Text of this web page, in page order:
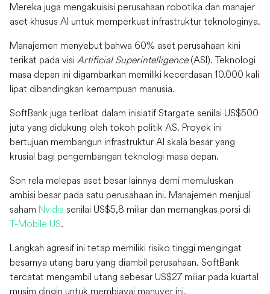
Mereka juga mengakuisisi perusahaan robotika dan manajer
aset khusus AI untuk memperkuat infrastruktur teknologinya.
Manajemen menyebut bahwa 60% aset perusahaan kini
terikat pada visi Artificial Superintelligence(ASI). Teknologi
masa depan ini digambarkan memiliki kecerdasan 10.000 kali
lipat dibandingkan kemampuan manusia.
SoftBank juga terlibat dalam inisiatif Stargate senilai US$500
juta yang didukung oleh tokoh politik AS. Proyek ini
bertujuan membangun infrastruktur AI skala besar yang
krusial bagi pengembangan teknologi masa depan.
Son rela melepas aset besar lainnya demi memuluskan
ambisi besar pada satu perusahaan ini. Manajemen menjual
saham Nvidia senilai US$5,8 miliar dan memangkas porsi di
T-Mobile US.
Langkah agresif ini tetap memiliki risiko tinggi mengingat
besarnya utang baru yang diambil perusahaan. SoftBank
tercatat mengambil utang sebesar US$27 miliar pada kuartal
musim dingin untuk membiayai manuver ini.